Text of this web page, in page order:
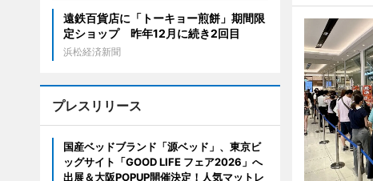
遠鉄百貨店に「トーキョー煎餅」期間限
定ショップ 昨年12月に続き2回目
浜松経済新聞
プレスリリース
国産ベッドブランド「源ベッド」、東京ビ
ッグサイト「GOOD LIFE フェア2026」へ
出展＆大阪POPUP開催決定！人気マットレ